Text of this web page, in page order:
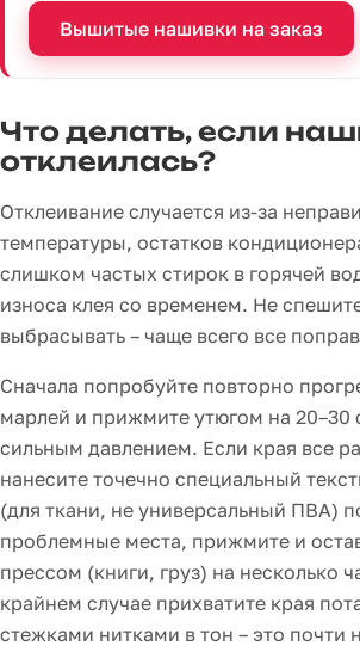
Вышитые нашивки на заказ
Что делать, если
отклеилась?
Отклеивание случается из-за
температуры, остатков
слишком частых стирок в горячей
износа клея со временем. Не
выбрасывать – чаще всего все
Сначала попробуйте повторно
марлей и прижмите утюгом на 20–30
сильным давлением. Если края все
нанесите точечно специальный
(для ткани, не универсальный ПВА)
проблемные места, прижмите и
прессом (книги, груз) на несколько
крайнем случае прихватите края
стежками нитками в тон – это почти